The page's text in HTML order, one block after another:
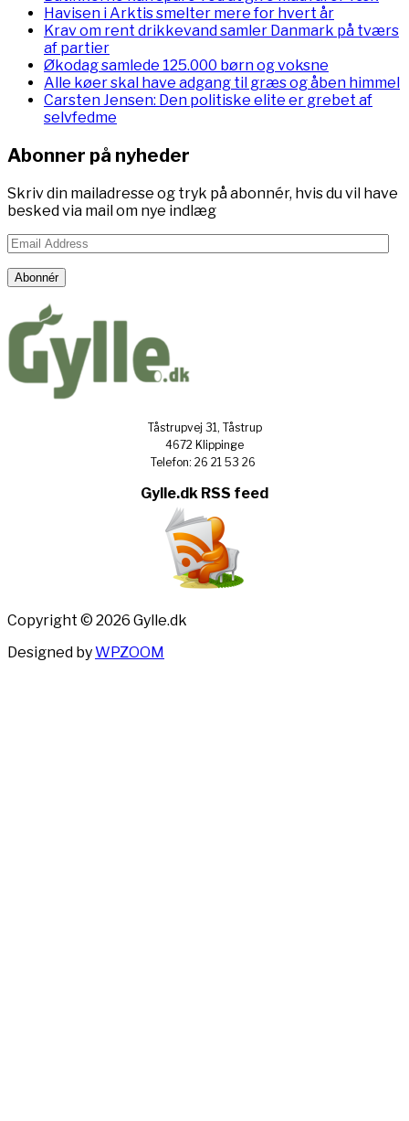
Havisen i Arktis smelter mere for hvert år
Krav om rent drikkevand samler Danmark på tværs
af partier
Økodag samlede 125.000 børn og voksne
Alle køer skal have adgang til græs og åben himmel
Carsten Jensen: Den politiske elite er grebet af
selvfedme
Abonner på nyheder
Skriv din mailadresse og tryk på abonnér, hvis du vil have
besked via mail om nye indlæg
Email
Abonnér
Tåstrupvej 31, Tåstrup
4672 Klippinge
Telefon: 26 21 53 26
Gylle.dk RSS feed
Copyright © 2026 Gylle.dk
Designed byWPZOOM